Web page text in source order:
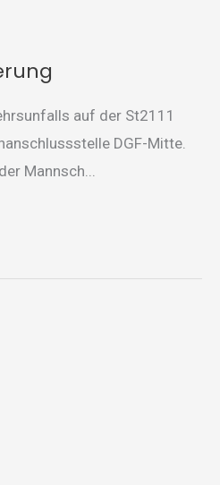
auf der St2111
DGF-Mitte.
Mannsch...